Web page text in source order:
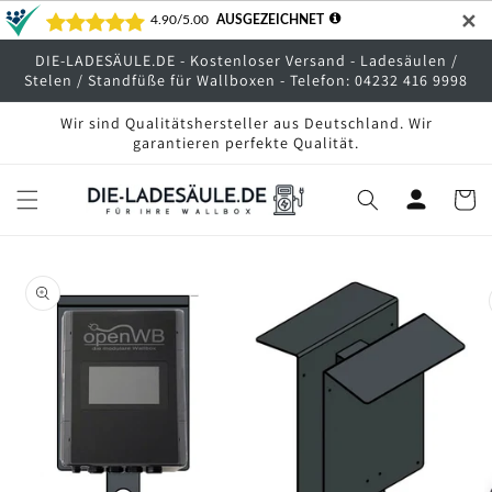
✕
Direkt
zum
Inhalt
DIE-LADESÄULE.DE - Kostenloser Versand - Ladesäulen /
Stelen / Standfüße für Wallboxen - Telefon: 04232 416 9998
Wir sind Qualitätshersteller aus Deutschland. Wir
garantieren perfekte Qualität.